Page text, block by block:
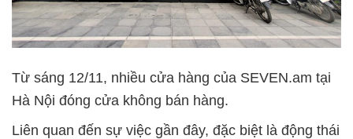
Từ sáng 12/11, nhiều cửa hàng của SEVEN.am tại
Hà Nội đóng cửa không bán hàng.
Liên quan đến sự việc gần đây, đặc biệt là động thái